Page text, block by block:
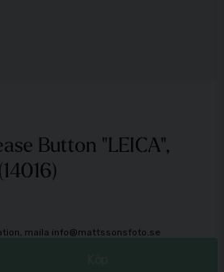
Button "LEICA",
maila info@mattssonsfoto.se